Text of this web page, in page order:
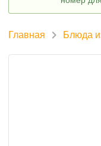
Главная Блюда